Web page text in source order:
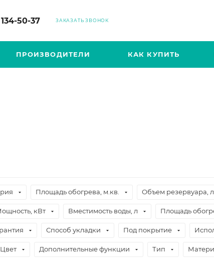
50-37 ЗАКАЗАТЬ ЗВОНОК
ПРОИЗВОДИТЕЛИ КАК КУПИТЬ
Площадь обогрева, м.кв. Объем резервуара, л
кВт Вместимость воды, л Площадь
Способ укладки Под покрытие
Цвет Дополнительные функции Тип